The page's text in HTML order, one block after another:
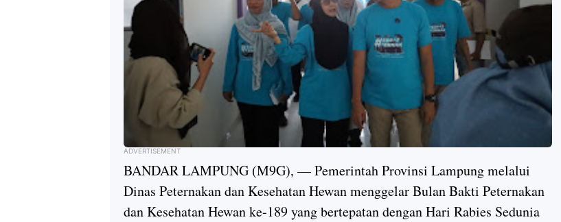
ADVERTISEMENT
BANDAR LAMPUNG (M9G), — Pemerintah Provinsi Lampung melalui
Dinas Peternakan dan Kesehatan Hewan menggelar Bulan Bakti Peternakan
dan Kesehatan Hewan ke-189 yang bertepatan dengan Hari Rabies Sedunia